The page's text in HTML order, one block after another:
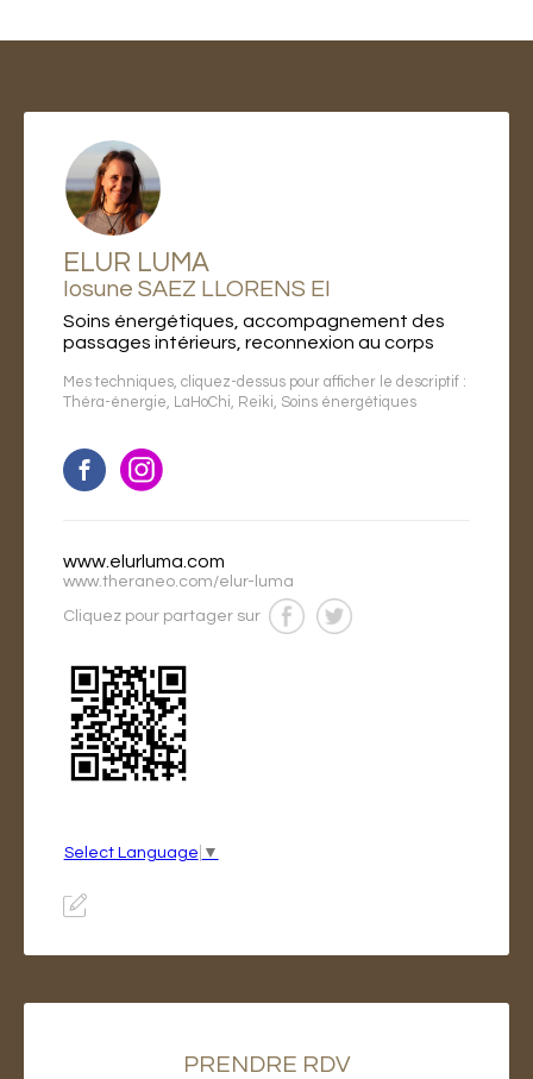
ELUR LUMA
Iosune SAEZ LLORENS EI
Soins énergétiques, accompagnement des
passages intérieurs, reconnexion au corps
Mes techniques, cliquez-dessus pour afficher le descriptif :
Théra-énergie, LaHoChi, Reiki, Soins énergétiques
www.elurluma.com
www.theraneo.com/elur-luma
Cliquez pour partager sur
Select Language ▼
PRENDRE RDV